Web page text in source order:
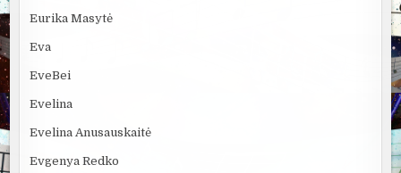
Eurika Masytė
Eva
EveBei
Evelina
Evelina Anusauskaitė
Evgenya Redko